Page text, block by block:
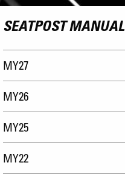
SEATPOST MANUAL
MY27
MY26
MY25
MY22